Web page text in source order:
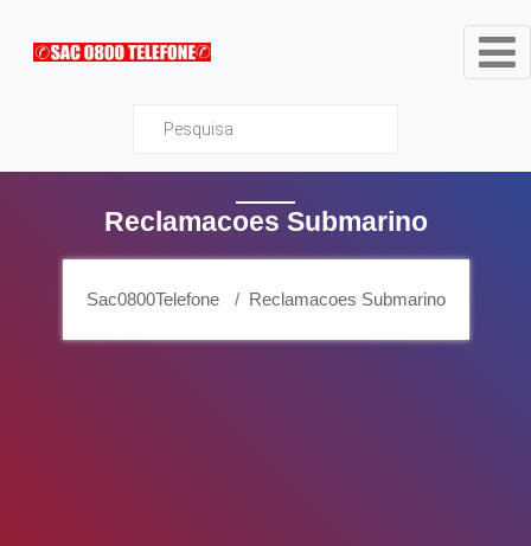
Sac0800Telefone
Reclamacoes Submarino
Sac0800Telefone Reclamacoes Submarino